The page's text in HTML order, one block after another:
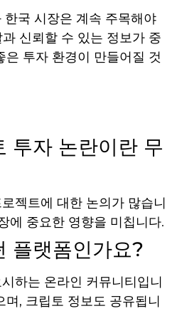
국 시장은 계속 주목해야
신뢰할 수 있는 정보가 중
은 투자 환경이 만들어질 것
자 논란이란 무
젝트에 대한 논의가 많습니
에 중요한 영향을 미칩니다.
플랫폼인가요?
하는 온라인 커뮤니티입니
며, 크립토 정보도 공유됩니